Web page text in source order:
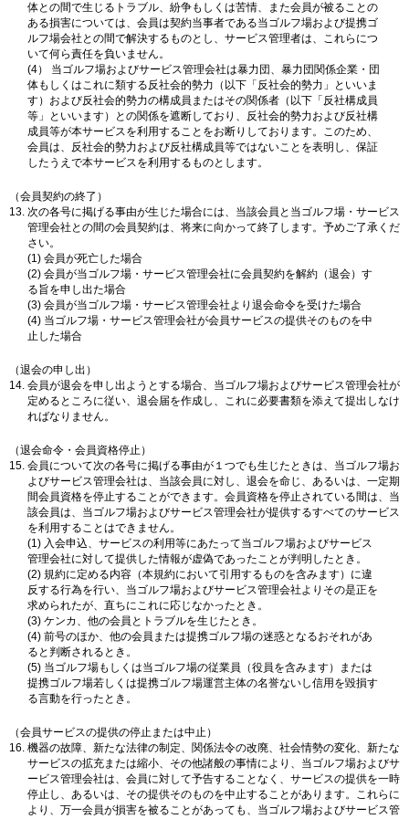
体との間で生じるトラブル、紛争もしくは苦情、また会員が被ることの
ある損害については、会員は契約当事者である当ゴルフ場および提携ゴ
ルフ場会社との間で解決するものとし、サービス管理者は、これらにつ
いて何ら責任を負いません。
(4） 当ゴルフ場およびサービス管理会社は暴力団、暴力団関係企業・団
体もしくはこれに類する反社会的勢力（以下「反社会的勢力」といいま
す）および反社会的勢力の構成員またはその関係者（以下「反社構成員
等」といいます）との関係を遮断しており、反社会的勢力および反社構
成員等が本サービスを利用することをお断りしております。このため、
会員は、反社会的勢力および反社構成員等ではないことを表明し、保証
したうえで本サービスを利用するものとします。
（会員契約の終了）
次の各号に掲げる事由が生じた場合には、当該会員と当ゴルフ場・サービス
管理会社との間の会員契約は、将来に向かって終了します。予めご了承くだ
さい。
(1) 会員が死亡した場合
(2) 会員が当ゴルフ場・サービス管理会社に会員契約を解約（退会）す
る旨を申し出た場合
(3) 会員が当ゴルフ場・サービス管理会社より退会命令を受けた場合
(4) 当ゴルフ場・サービス管理会社が会員サービスの提供そのものを中
止した場合
（退会の申し出）
会員が退会を申し出ようとする場合、当ゴルフ場およびサービス管理会社が
定めるところに従い、退会届を作成し、これに必要書類を添えて提出しなけ
ればなりません。
（退会命令・会員資格停止）
会員について次の各号に掲げる事由が１つでも生じたときは、当ゴルフ場お
よびサービス管理会社は、当該会員に対し、退会を命じ、あるいは、一定期
間会員資格を停止することができます。会員資格を停止されている間は、当
該会員は、当ゴルフ場およびサービス管理会社が提供するすべてのサービス
を利用することはできません。
(1) 入会申込、サービスの利用等にあたって当ゴルフ場およびサービス
管理会社に対して提供した情報が虚偽であったことが判明したとき。
(2) 規約に定める内容（本規約において引用するものを含みます）に違
反する行為を行い、当ゴルフ場およびサービス管理会社よりその是正を
求められたが、直ちにこれに応じなかったとき。
(3) ケンカ、他の会員とトラブルを生じたとき。
(4) 前号のほか、他の会員または提携ゴルフ場の迷惑となるおそれがあ
ると判断されるとき。
(5) 当ゴルフ場もしくは当ゴルフ場の従業員（役員を含みます）または
提携ゴルフ場若しくは提携ゴルフ場運営主体の名誉ないし信用を毀損す
る言動を行ったとき。
（会員サービスの提供の停止または中止）
機器の故障、新たな法律の制定、関係法令の改廃、社会情勢の変化、新たな
サービスの拡充または縮小、その他諸般の事情により、当ゴルフ場およびサ
ービス管理会社は、会員に対して予告することなく、サービスの提供を一時
停止し、あるいは、その提供そのものを中止することがあります。これらに
より、万一会員が損害を被ることがあっても、当ゴルフ場およびサービス管